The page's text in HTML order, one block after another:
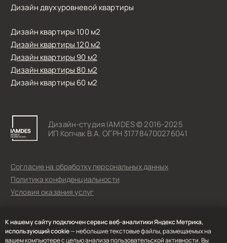
К нашему сайту подключен сервис веб-аналитики Яндекс Метрика,
использующий cookie— небольшие текстовые файлы, размещаемых на
вашем компьютере с целью анализа пользовательской активности. Вы